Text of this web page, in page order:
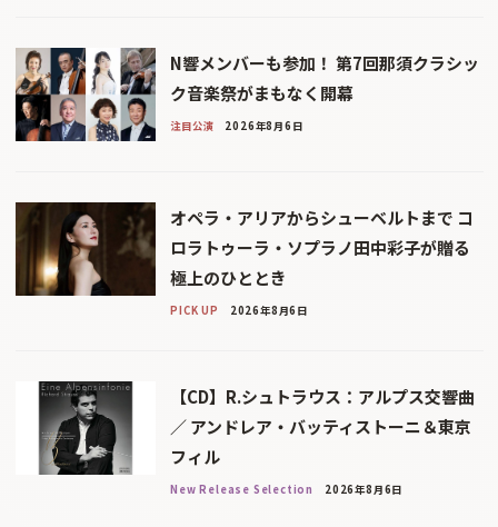
N響メンバーも参加！ 第7回那須クラシッ
ク音楽祭がまもなく開幕
注目公演 2026年8月6日
オペラ・アリアからシューベルトまで コ
ロラトゥーラ・ソプラノ田中彩子が贈る
極上のひととき
PICK UP 2026年8月6日
【CD】R.シュトラウス：アルプス交響曲
／ アンドレア・バッティストーニ＆東京
フィル
New Release Selection 2026年8月6日